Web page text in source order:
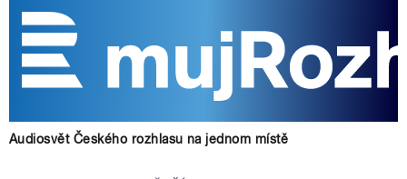
Audiosvět Českého rozhlasu na jednom místě